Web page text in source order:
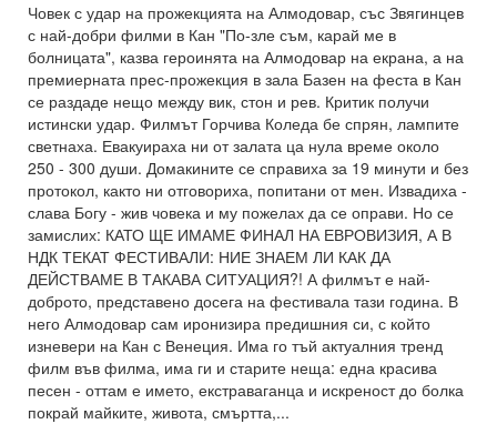
Човек с удар на прожекцията на Алмодовар, със Звягинцев
с най-добри филми в Кан "По-зле съм, карай ме в
болницата", казва героинята на Алмодовар на екрана, а на
премиерната прес-прожекция в зала Базен на феста в Кан
се раздаде нещо между вик, стон и рев. Критик получи
истински удар. Филмът Горчива Коледа бе спрян, лампите
светнаха. Евакуираха ни от залата ца нула време около
250 - 300 души. Домакините се справиха за 19 минути и без
протокол, както ни отговориха, попитани от мен. Извадиха -
слава Богу - жив човека и му пожелах да се оправи. Но се
замислих: КАТО ЩЕ ИМАМЕ ФИНАЛ НА ЕВРОВИЗИЯ, А В
НДК ТЕКАТ ФЕСТИВАЛИ: НИЕ ЗНАЕМ ЛИ КАК ДА
ДЕЙСТВАМЕ В ТАКАВА СИТУАЦИЯ?! А филмът е най-
доброто, представено досега на фестивала тази година. В
него Алмодовар сам иронизира предишния си, с който
изневери на Кан с Венеция. Има го тъй актуалния тренд
филм във филма, има ги и старите неща: една красива
песен - оттам е името, екстраваганца и искреност до болка
покрай майките, живота, смъртта,...